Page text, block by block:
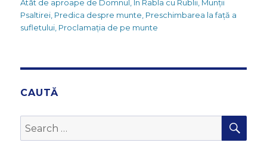
Atât de aproape de Domnul ,În Rabla cu Rublii Munții
Psaltirei Predica despre munte Preschimbarea la față a
sufletului Proclamația de pe munte
CAUTĂ
Search
for: